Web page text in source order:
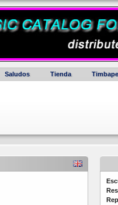
Saludos Tienda